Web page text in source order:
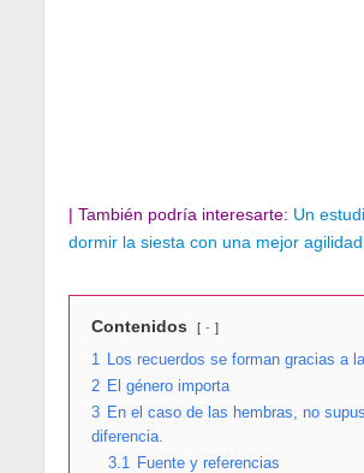
| También podría interesarte: Un
dormir la siesta con una mejor
Contenidos -
1 Los recuerdos se forman gracias a
2 El género importa
3 En el caso de las hembras, no
diferencia.
3.1 Fuente y referencias